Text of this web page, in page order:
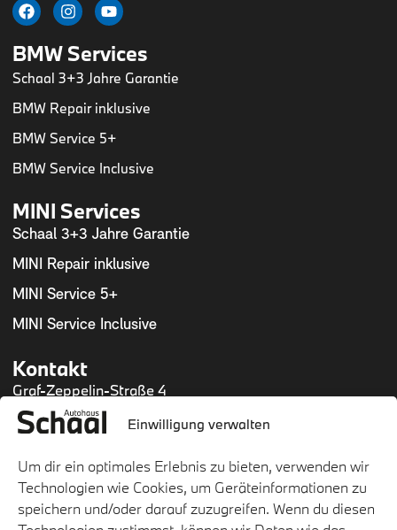
Einwilligung verwalten
Um dir ein optimales Erlebnis zu bieten, verwenden wir
Technologien wie Cookies, um Geräteinformationen zu
speichern und/oder darauf zuzugreifen. Wenn du diesen
BMW Services
Schaal 3+3 Jahre Garantie
BMW Repair inklusive
BMW Service 5+
BMW Service Inclusive
MINI Services
Schaal 3+3 Jahre Garantie
MINI Repair inklusive
MINI Service 5+
MINI Service Inclusive
Kontakt
Graf-Zeppelin-Straße 4
54634 Bitburg
Mail:info@autohaus-schaal.de
Tel.: 06561 9470-0
Fax: 06561 9470-15